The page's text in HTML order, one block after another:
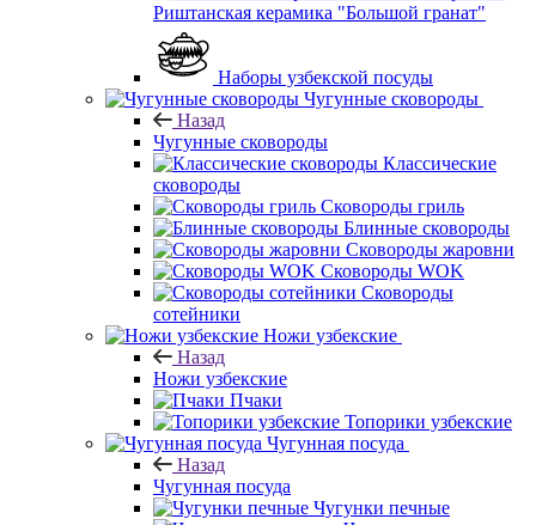
Риштанская керамика "Большой гранат"
Наборы узбекской посуды
Чугунные сковороды
Назад
Чугунные сковороды
Классические
сковороды
Сковороды гриль
Блинные сковороды
Сковороды жаровни
Сковороды WOK
Сковороды
сотейники
Ножи узбекские
Назад
Ножи узбекские
Пчаки
Топорики узбекские
Чугунная посуда
Назад
Чугунная посуда
Чугунки печные